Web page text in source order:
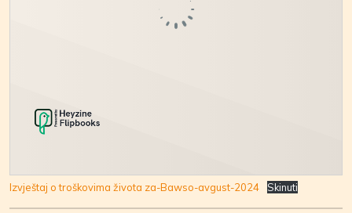
Izvještaj o troškovima života za-Bawso-avgust-2024 Skinuti